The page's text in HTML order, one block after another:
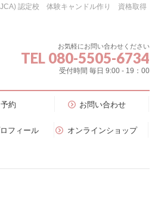
認定校 体験キャンドル作り 資格取得
お気軽にお問い合わせください
TEL 080-5505-6734
受付時間 毎日 9:00 - 19：00
予約 お問い合わせ
フィール オンラインショップ